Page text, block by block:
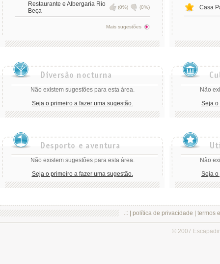
Restaurante e Albergaria Rio
Beça
(0%) (0%)
Mais sugestões
Casa
Não existem sugestões para esta área.
Seja o primeiro a fazer uma sugestão.
Não
Seja o
Não existem sugestões para esta área.
Seja o primeiro a fazer uma sugestão.
Não
Seja o
.:: | política de privacidade termos
© 2007